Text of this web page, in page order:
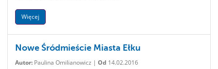
Więcej
Nowe Śródmieście Miasta Ełku
Autor: Paulina Omilianowicz | Od 14.02.2016